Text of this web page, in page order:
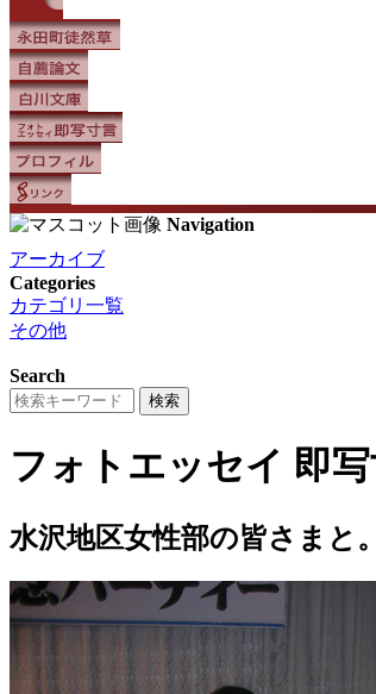
Navigation
アーカイブ
Categories
カテゴリ一覧
その他
Search
フォトエッセイ 即
水沢地区女性部の皆さまと。